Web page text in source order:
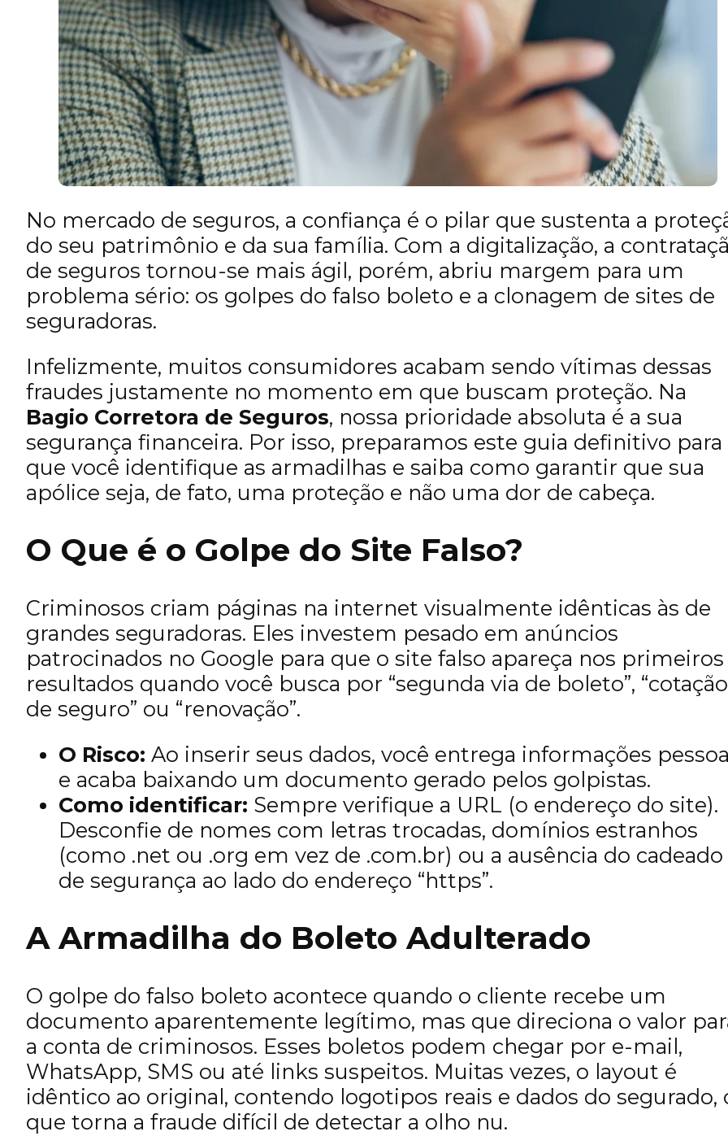
No mercado de seguros, a confiança é o pilar que sustenta a
do seu patrimônio e da sua família. Com a digitalização, a
de seguros tornou-se mais ágil, porém, abriu margem para um
problema sério: os golpes do falso boleto e a clonagem de sites de
seguradoras.
Infelizmente, muitos consumidores acabam sendo vítimas dessas
fraudes justamente no momento em que buscam proteção. Na
Bagio Corretora de Seguros, nossa prioridade absoluta é a sua
segurança financeira. Por isso, preparamos este guia definitivo para
que você identifique as armadilhas e saiba como garantir que sua
apólice seja, de fato, uma proteção e não uma dor de cabeça.
O Que é o Golpe do Site Falso?
Criminosos criam páginas na internet visualmente idênticas às de
grandes seguradoras. Eles investem pesado em anúncios
patrocinados no Google para que o site falso apareça nos primeiros
resultados quando você busca por “segunda via de boleto”, “cotação
de seguro” ou “renovação”.
O Risco: Ao inserir seus dados, você entrega informações
e acaba baixando um documento gerado pelos golpistas.
Como identificar: Sempre verifique a URL (o endereço do site).
Desconfie de nomes com letras trocadas, domínios estranhos
(como .net ou .org em vez de .com.br) ou a ausência do cadeado
de segurança ao lado do endereço “https”.
A Armadilha do Boleto Adulterado
O golpe do falso boleto acontece quando o cliente recebe um
documento aparentemente legítimo, mas que direciona o valor
a conta de criminosos. Esses boletos podem chegar por e-mail,
WhatsApp, SMS ou até links suspeitos. Muitas vezes, o layout é
idêntico ao original, contendo logotipos reais e dados do segurado,
que torna a fraude difícil de detectar a olho nu.